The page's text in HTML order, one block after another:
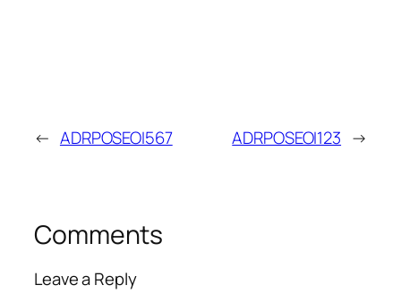
← ADRPOSEOI567 ADRPOSEOI123 →
Comments
Leave a Reply